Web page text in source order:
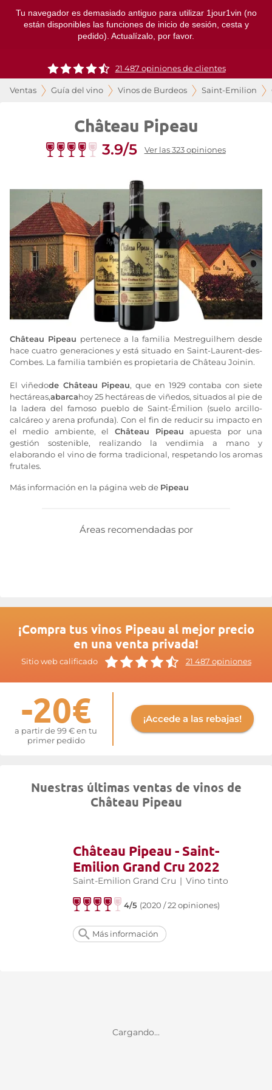
Tu navegador es demasiado antiguo para utilizar 1jour1vin (no
están disponibles las funciones de inicio de sesión, cesta y
pedido). Actualízalo, por favor.
21 487 opiniones de clientes
Ventas Guía del vino Vinos de Burdeos Saint-Emilion
Château Pipeau
3.9/5 Ver las 323 opiniones
Château Pipeau pertenece a la familia Mestreguilhem desde
hace cuatro generaciones y está situado en Saint-Laurent-des-
Combes. La familia también es propietaria de Château Joinin.
El viñedode Château Pipeau, que en 1929 contaba con siete
hectáreas,abarcahoy 25 hectáreas de viñedos, situados al pie de
la ladera del famoso pueblo de Saint-Émilion (suelo arcillo-
calcáreo y arena profunda). Con el fin de reducir su impacto en
el medio ambiente, el Château Pipeau apuesta por una
gestión sostenible, realizando la vendimia a mano y
elaborando el vino de forma tradicional, respetando los aromas
frutales.
Más información en la página web de Pipeau
Áreas recomendadas por
¡Compra tus vinos Pipeau al mejor precio
en una venta privada!
Sitio web calificado 21 487 opiniones
-20€
a partir de 99 € en tu
primer pedido
¡Accede a las rebajas!
Nuestras últimas ventas de vinos de
Château Pipeau
Château Pipeau - Saint-
Emilion Grand Cru 2022
Saint-Emilion Grand Cru | Vino tinto
4/5 (2020 / 22 opiniones)
Más información
Cargando...